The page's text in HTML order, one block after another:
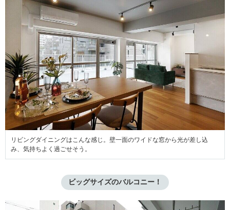
リビングダイニングはこんな感じ。壁一面のワイドな窓から光が差し込
み、気持ちよく過ごせそう。
ビッグサイズのバルコニー！